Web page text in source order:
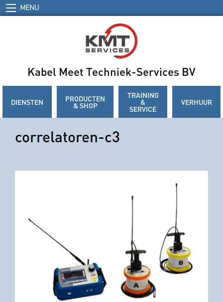
MENU
Kabel Meet Techniek-Services BV
DIENSTEN PRODUCTEN
& SHOP
TRAINING
&
SERVICE
VERHUUR
correlatoren-c3